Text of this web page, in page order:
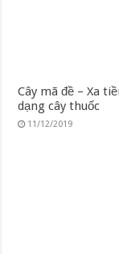
Cây mã đề – Xa
dạng cây thuốc
11/12/2019